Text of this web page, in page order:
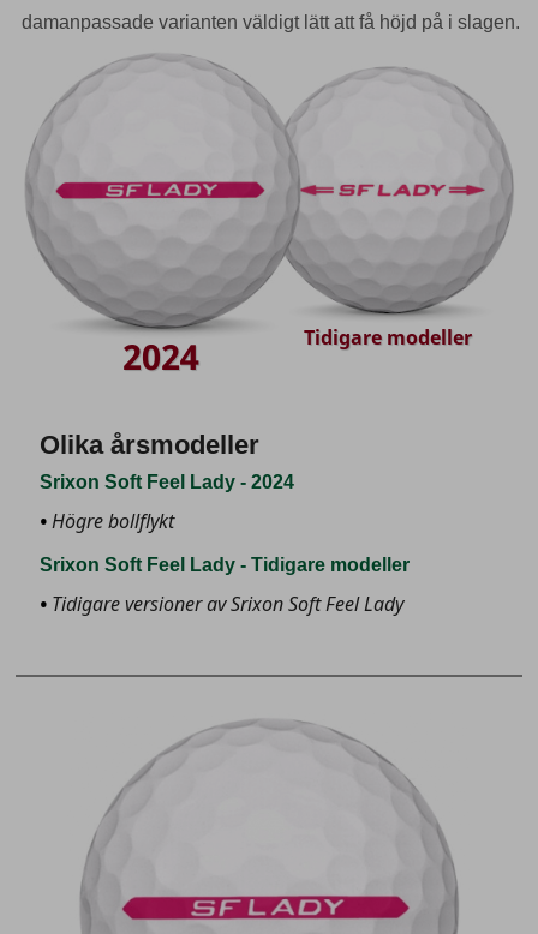
damanpassade varianten väldigt lätt att få höjd på i slagen.
2024 Tidigare modeller
Olika årsmodeller
Srixon Soft Feel Lady - 2024
Högre bollflykt
Srixon Soft Feel Lady - Tidigare modeller
Tidigare versioner av Srixon Soft Feel Lady